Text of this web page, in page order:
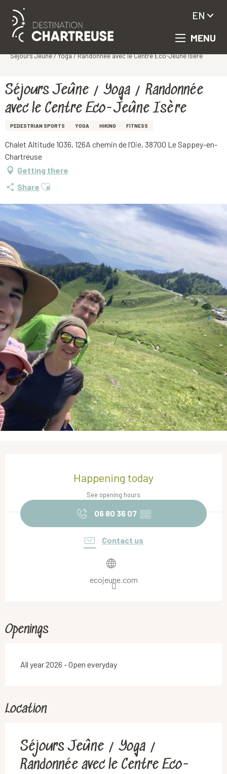
Aller
contenu
MENU
EN
Séjours Jeûne / Yoga / Randonnée avec le Centre Eco-Jeûne Isère
Séjours Jeûne / Yoga / Randonnée
avec le Centre Eco-Jeûne Isère
PEDESTRIAN SPORTS YOGA HIKING FITNESS
Chalet Altitude 1036, 126A chemin de l’Oie, 38700 Le Sappey-en-
Chartreuse
Getting there
Share Ajouter aux favoris
Happening today
See opening hours
06 80 36 07 ▒▒
Contact us
ecojeune.com
Openings
All year 2026 - Open everyday
Location
Séjours Jeûne / Yoga /
Randonnée avec le Centre Eco-